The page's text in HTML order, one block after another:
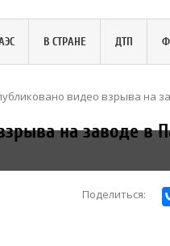
В СТРАНЕ ДТП
видео взрыва на
на заводе в
Поделиться: